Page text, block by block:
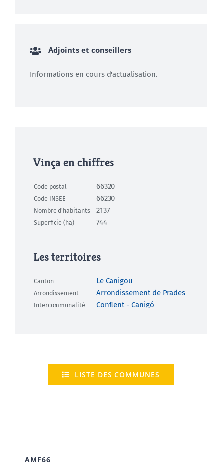
Adjoints et conseillers
Informations en cours d'actualisation.
Vinça en chiffres
Code postal 66320
Code INSEE 66230
Nombre d'habitants 2137
Superficie (ha) 744
Les territoires
Canton Le Canigou
Arrondissement Arrondissement de Prades
Intercommunalité Conflent - Canigó
LISTE DES COMMUNES
AMF66